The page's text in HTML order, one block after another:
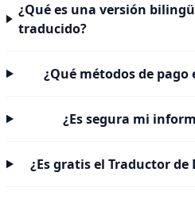
¿Qué es una versión
traducido?
¿Qué métodos de
¿Es segura mi
¿Es gratis el Traductor